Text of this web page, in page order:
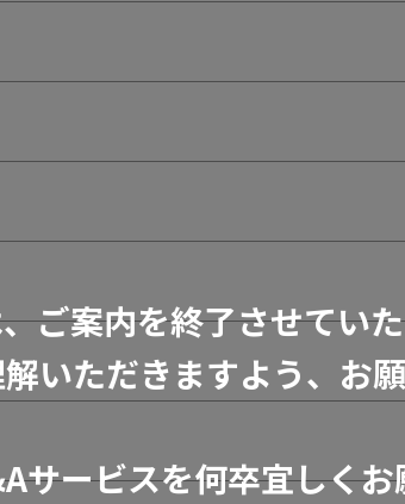
ご案内を終了させてい
いただきますよう、お願
サービスを何卒宜しくお